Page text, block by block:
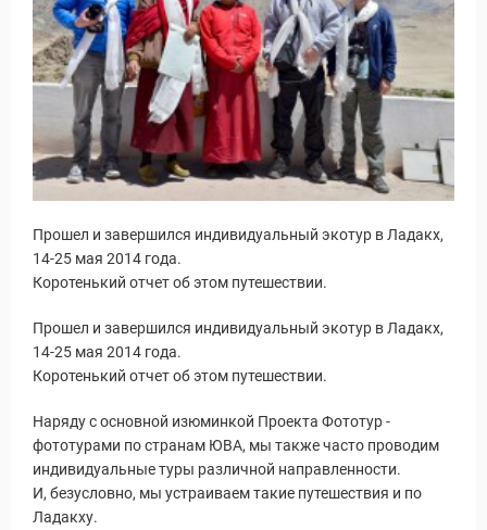
и Туры
Прошел и завершился индивидуальный экотур в Ладакх,
14-25 мая 2014 года.
Коротенький отчет об этом путешествии.
Прошел и завершился индивидуальный экотур в Ладакх,
14-25 мая 2014 года.
Коротенький отчет об этом путешествии.
Наряду с основной изюминкой Проекта Фототур -
фототурами по странам ЮВА, мы также часто проводим
индивидуальные туры различной направленности.
И, безусловно, мы устраиваем такие путешествия и по
Ладакху.